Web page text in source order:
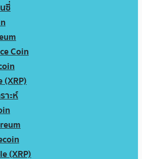
ซี่
Coin
(XRP)
าะห์
(XRP)